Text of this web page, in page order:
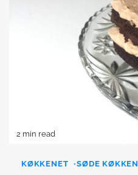
2 min read
KØKKENET SØDE KØKKEN